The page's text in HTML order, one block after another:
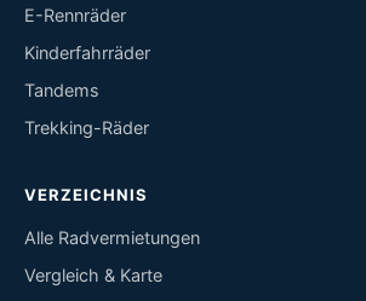
E-Rennräder
Kinderfahrräder
Tandems
Trekking-Räder
VERZEICHNIS
Alle Radvermietungen
Vergleich & Karte